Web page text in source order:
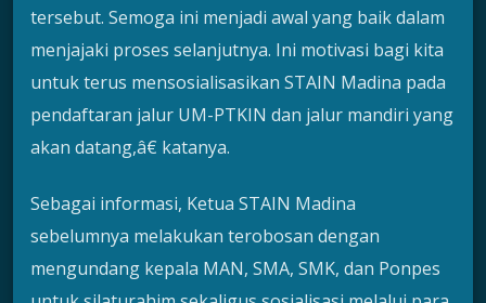
tersebut. Semoga ini menjadi awal yang baik dalam
menjajaki proses selanjutnya. Ini motivasi bagi kita
untuk terus mensosialisasikan STAIN Madina pada
pendaftaran jalur UM-PTKIN dan jalur mandiri yang
akan datang,â€ katanya.
Sebagai informasi, Ketua STAIN Madina
sebelumnya melakukan terobosan dengan
mengundang kepala MAN, SMA, SMK, dan Ponpes